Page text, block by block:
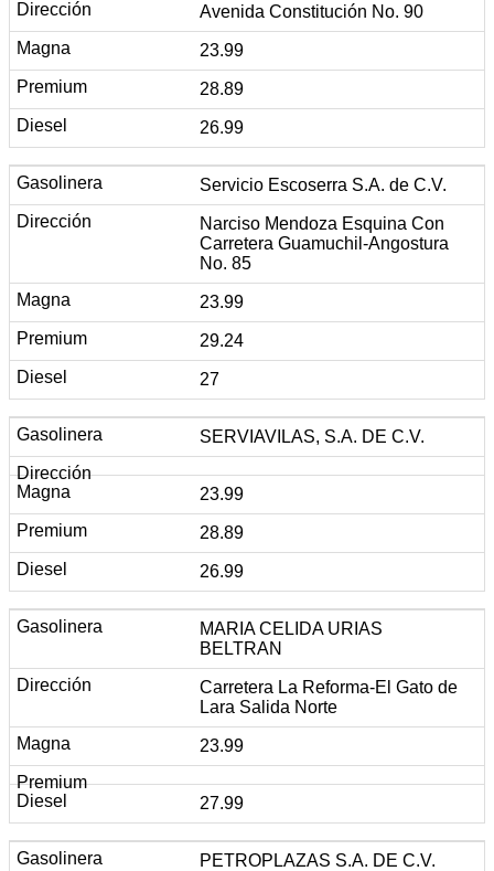
Avenida Constitución No. 90
23.99
28.89
26.99
Servicio Escoserra S.A. de C.V.
Narciso Mendoza Esquina Con
Carretera Guamuchil-Angostura
No. 85
23.99
29.24
27
SERVIAVILAS, S.A. DE C.V.
23.99
28.89
26.99
MARIA CELIDA URIAS
BELTRAN
Carretera La Reforma-El Gato de
Lara Salida Norte
23.99
27.99
PETROPLAZAS S.A. DE C.V.